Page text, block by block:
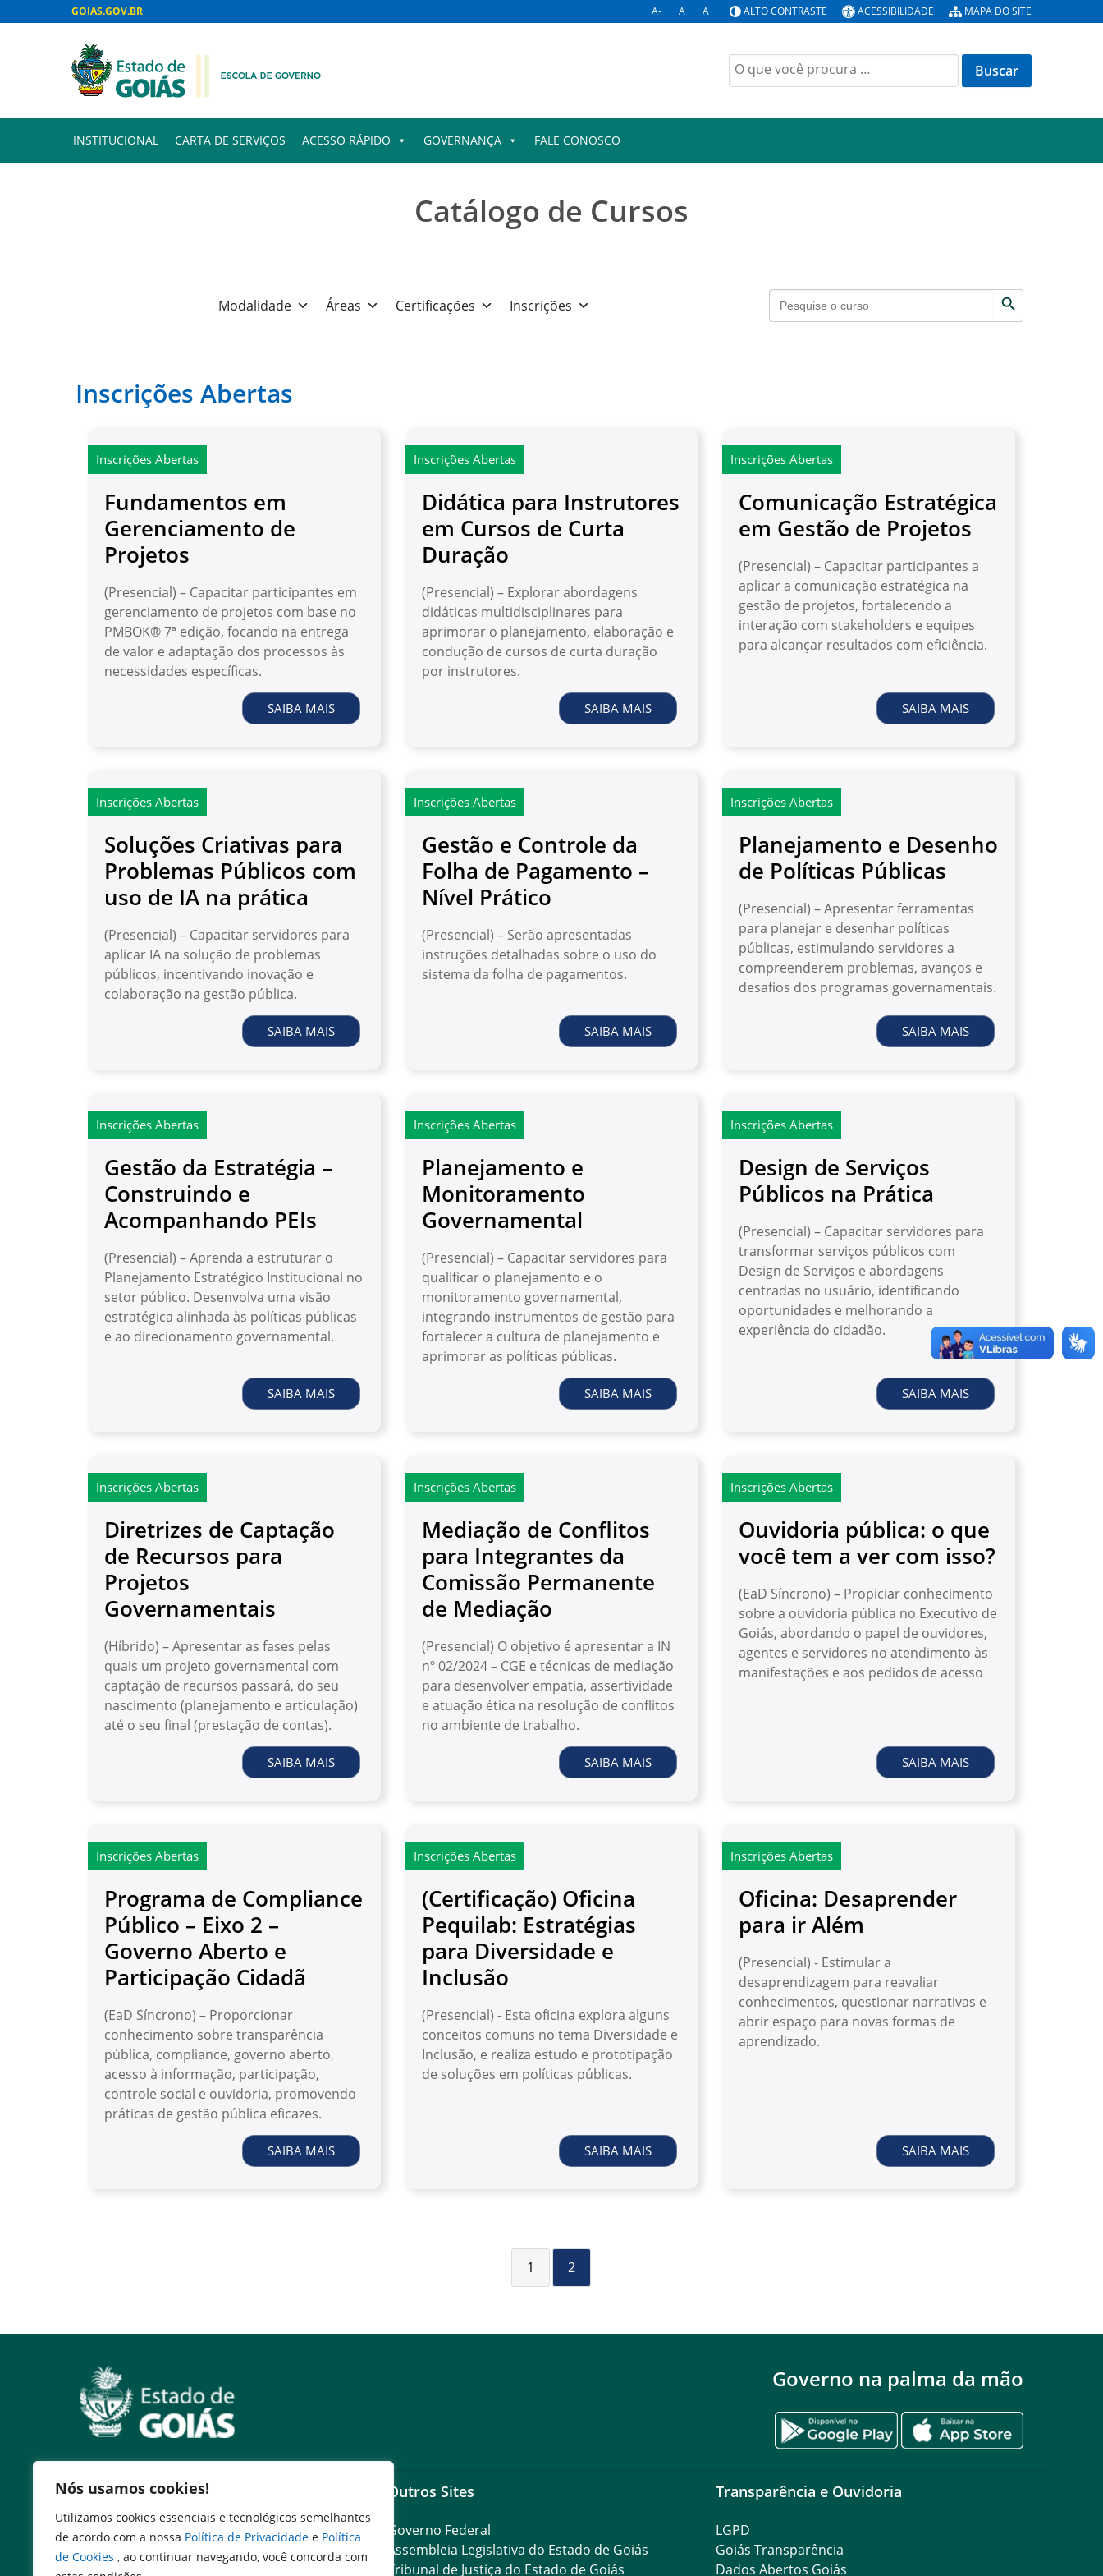
Nós usamos cookies!
Utilizamos cookies essenciais e tecnológicos semelhantes
de acordo com a nossa Política de Privacidade e Política
de Cookies , ao continuar navegando, você concorda com
GOIAS.GOV.BR A- A A+ ALTO CONTRASTE ACESSIBILIDADE MAPA DO SITE
Buscar
por:
INSTITUCIONAL CARTA DE SERVIÇOS ACESSO RÁPIDO GOVERNANÇA FALE CONOSCO
Catálogo de Cursos
Modalidade Áreas Certificações Inscrições
Search
for:
Search Button
Inscrições Abertas
Fundamentos em
Gerenciamento de
Projetos
Inscrições Abertas
(Presencial) – Capacitar participantes em
gerenciamento de projetos com base no
PMBOK® 7ª edição, focando na entrega
de valor e adaptação dos processos às
necessidades específicas.
SAIBA MAIS
Didática para Instrutores
em Cursos de Curta
Duração
Inscrições Abertas
(Presencial) – Explorar abordagens
didáticas multidisciplinares para
aprimorar o planejamento, elaboração e
condução de cursos de curta duração
por instrutores.
SAIBA MAIS
Comunicação Estratégica
em Gestão de Projetos
Inscrições Abertas
(Presencial) – Capacitar participantes a
aplicar a comunicação estratégica na
gestão de projetos, fortalecendo a
interação com stakeholders e equipes
para alcançar resultados com eficiência.
SAIBA MAIS
Soluções Criativas para
Problemas Públicos com
uso de IA na prática
Inscrições Abertas
(Presencial) – Capacitar servidores para
aplicar IA na solução de problemas
públicos, incentivando inovação e
colaboração na gestão pública.
SAIBA MAIS
Gestão e Controle da
Folha de Pagamento –
Nível Prático
Inscrições Abertas
(Presencial) – Serão apresentadas
instruções detalhadas sobre o uso do
sistema da folha de pagamentos.
SAIBA MAIS
Planejamento e Desenho
de Políticas Públicas
Inscrições Abertas
(Presencial) – Apresentar ferramentas
para planejar e desenhar políticas
públicas, estimulando servidores a
compreenderem problemas, avanços e
desafios dos programas governamentais.
SAIBA MAIS
Gestão da Estratégia –
Construindo e
Acompanhando PEIs
Inscrições Abertas
(Presencial) – Aprenda a estruturar o
Planejamento Estratégico Institucional no
setor público. Desenvolva uma visão
estratégica alinhada às políticas públicas
e ao direcionamento governamental.
SAIBA MAIS
Planejamento e
Monitoramento
Governamental
Inscrições Abertas
(Presencial) – Capacitar servidores para
qualificar o planejamento e o
monitoramento governamental,
integrando instrumentos de gestão para
fortalecer a cultura de planejamento e
aprimorar as políticas públicas.
SAIBA MAIS
Design de Serviços
Públicos na Prática
Inscrições Abertas
(Presencial) – Capacitar servidores para
transformar serviços públicos com
Design de Serviços e abordagens
centradas no usuário, identificando
oportunidades e melhorando a
experiência do cidadão.
SAIBA MAIS
Diretrizes de Captação
de Recursos para
Projetos
Governamentais
Inscrições Abertas
(Híbrido) – Apresentar as fases pelas
quais um projeto governamental com
captação de recursos passará, do seu
nascimento (planejamento e articulação)
até o seu final (prestação de contas).
SAIBA MAIS
Mediação de Conflitos
para Integrantes da
Comissão Permanente
de Mediação
Inscrições Abertas
(Presencial) O objetivo é apresentar a IN
nº 02/2024 – CGE e técnicas de mediação
para desenvolver empatia, assertividade
e atuação ética na resolução de conflitos
no ambiente de trabalho.
SAIBA MAIS
Ouvidoria pública: o que
você tem a ver com isso?
Inscrições Abertas
(EaD Síncrono) – Propiciar conhecimento
sobre a ouvidoria pública no Executivo de
Goiás, abordando o papel de ouvidores,
agentes e servidores no atendimento às
manifestações e aos pedidos de acesso
SAIBA MAIS
Programa de Compliance
Público – Eixo 2 –
Governo Aberto e
Participação Cidadã
Inscrições Abertas
(EaD Síncrono) – Proporcionar
conhecimento sobre transparência
pública, compliance, governo aberto,
acesso à informação, participação,
controle social e ouvidoria, promovendo
práticas de gestão pública eficazes.
SAIBA MAIS
(Certificação) Oficina
Pequilab: Estratégias
para Diversidade e
Inclusão
Inscrições Abertas
(Presencial) - Esta oficina explora alguns
conceitos comuns no tema Diversidade e
Inclusão, e realiza estudo e prototipação
de soluções em políticas públicas.
SAIBA MAIS
Oficina: Desaprender
para ir Além
Inscrições Abertas
(Presencial) - Estimular a
desaprendizagem para reavaliar
conhecimentos, questionar narrativas e
abrir espaço para novas formas de
aprendizado.
SAIBA MAIS
1 2
Governo na palma da mão
Serviços
Expresso Goiás
Expresso Aplicações
Expresso Servidor
Outros Sites
Governo Federal
Assembleia Legislativa do Estado de Goiás
Tribunal de Justiça do Estado de Goiás
Transparência e Ouvidoria
LGPD
Goiás Transparência
Dados Abertos Goiás